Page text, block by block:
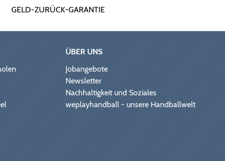
GELD-ZURÜCK-GARANTIE
ÜBER UNS
Jobangebote
Newsletter
Nachhaltigkeit und Soziales
weplayhandball - unsere Handballwelt